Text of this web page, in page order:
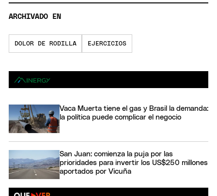
ARCHIVADO EN
DOLOR DE RODILLA EJERCICIOS
Vaca Muerta tiene el gas y Brasil la demanda:
la política puede complicar el negocio
San Juan: comienza la puja por las
prioridades para invertir los US$250 millones
aportados por Vicuña